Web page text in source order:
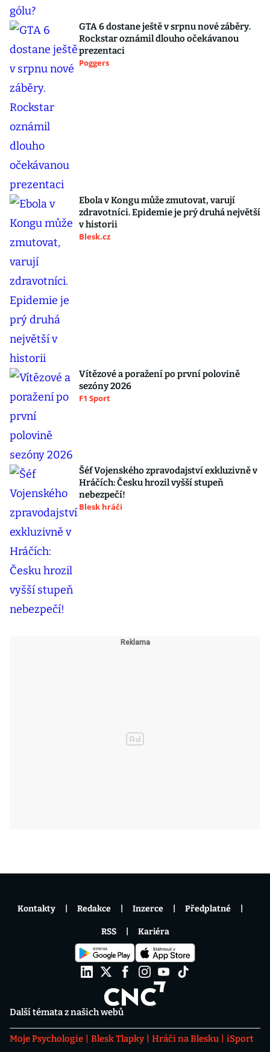
GTA 6 dostane ještě v srpnu nové záběry.
Rockstar oznámil dlouho očekávanou
prezentaci
Poggers
Ebola v Kongu může zmutovat, varují
zdravotníci. Epidemie je prý druhá největší
v historii
Blesk.cz
Vítězové a poražení po první polovině
sezóny 2026
F1 Sport
Šéf Vojenského zpravodajství exkluzivně v
Hráčích: Česku hrozil vyšší stupeň
nebezpečí!
Blesk hráči
Další témata z našich webů
Moje Psychologie Blesk Tlapky Hráči na Blesku
iSport
Kontakty Redakce Inzerce Předplatné
RSS Kariéra